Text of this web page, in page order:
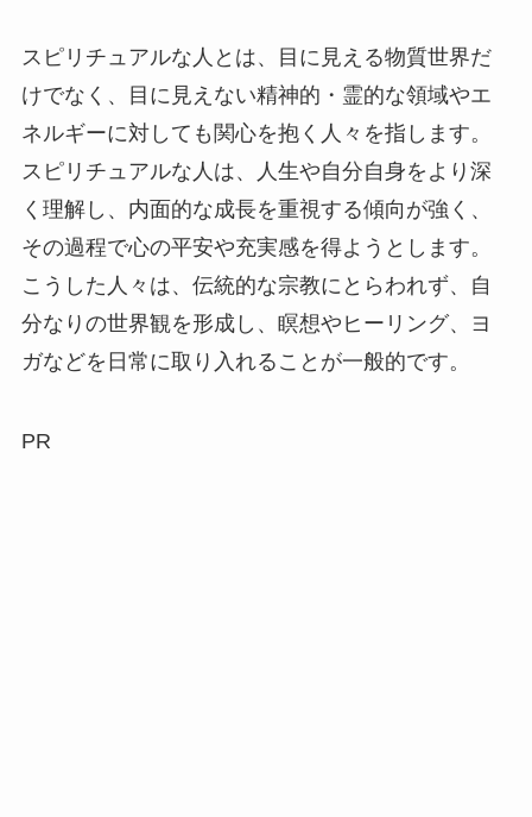
スピリチュアルな人とは、目に見える物質世界だ
けでなく、目に見えない精神的・霊的な領域やエ
ネルギーに対しても関心を抱く人々を指します。
スピリチュアルな人は、人生や自分自身をより深
く理解し、内面的な成長を重視する傾向が強く、
その過程で心の平安や充実感を得ようとします。
こうした人々は、伝統的な宗教にとらわれず、自
分なりの世界観を形成し、瞑想やヒーリング、ヨ
ガなどを日常に取り入れることが一般的です。
PR